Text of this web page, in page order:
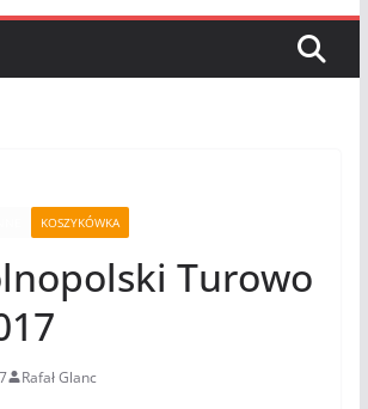
KOSZYKÓWKA
Turowo
Rafał Glanc